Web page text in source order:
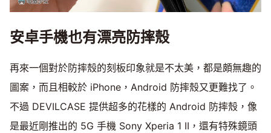
安卓手機也有漂亮防摔殼
再來一個對於防摔殼的刻板印象就是不太美，都是頗無趣的
圖案，而且相較於 iPhone，Android 防摔殼又更難找了。
不過 DEVILCASE 提供超多的花樣的 Android 防摔殼，像
是最近剛推出的 5G 手機 Sony Xperia 1 II，還有特殊鏡頭